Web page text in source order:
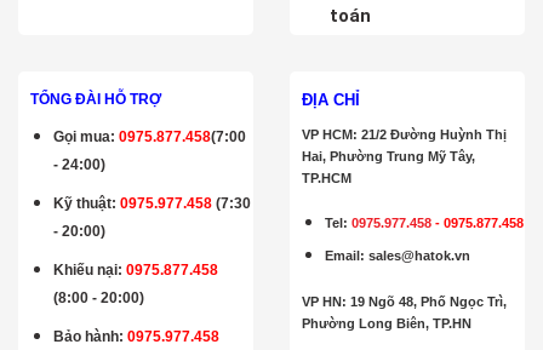
toán
TỔNG ĐÀI HỖ TRỢ
Gọi mua:0975.877.458(7:00
- 24:00)
Kỹ thuật:0975.977.458 (7:30
- 20:00)
Khiếu nại: 0975.877.458
(8:00 - 20:00)
Bảo hành:0975.977.458
ĐỊA CHỈ
VP HCM: 21/2 Đường Huỳnh Thị
Hai, Phường Trung Mỹ Tây,
TP.HCM
Tel:0975.977.458 -0975.877.458
Email :sales@hatok.vn
VP HN: 19 Ngõ 48, Phố Ngọc Trì,
Phường Long Biên, TP.HN